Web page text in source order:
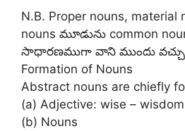
N.B. Proper nouns, material
nouns మూడును common
సాధారణముగా వాని ముందు
Formation of Nouns
Abstract nouns are chiefly
(a) Adjective: wise –
(b) Nouns